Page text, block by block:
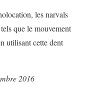
les narvals
que le mouvement
utilisant cette dent
2016